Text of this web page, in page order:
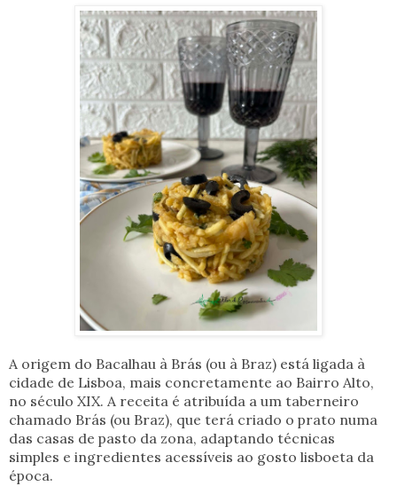
A origem do Bacalhau à Brás (ou à Braz) está ligada à
cidade de Lisboa, mais concretamente ao Bairro Alto,
no século XIX. A receita é atribuída a um taberneiro
chamado Brás (ou Braz), que terá criado o prato numa
das casas de pasto da zona, adaptando técnicas
simples e ingredientes acessíveis ao gosto lisboeta da
época.